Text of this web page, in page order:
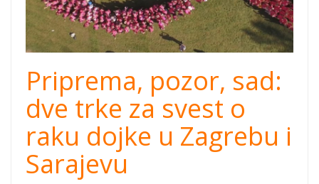
Priprema, pozor, sad:
dve trke za svest o
raku dojke u Zagrebu i
Sarajevu